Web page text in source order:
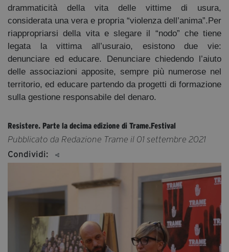
drammaticità della vita delle vittime di usura,
considerata una vera e propria “violenza dell’anima”.Per
riappropriarsi della vita e slegare il “nodo” che tiene
legata la vittima all’usuraio, esistono due vie:
denunciare ed educare. Denunciare chiedendo l’aiuto
delle associazioni apposite, sempre più numerose nel
territorio, ed educare partendo da progetti di formazione
sulla gestione responsabile del denaro.
Resistere. Parte la decima edizione di Trame.Festival
Pubblicato da Redazione Trame il 01 settembre 2021
Condividi: